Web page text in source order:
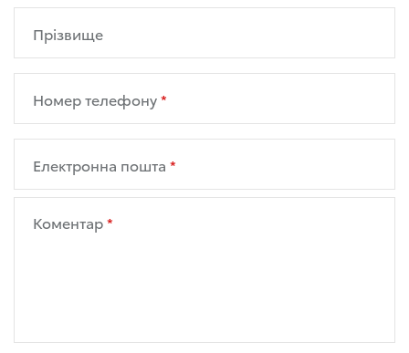
Прізвище
Номер телефону
Електронна пошта
Коментар